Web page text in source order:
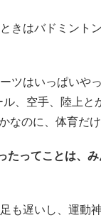
きはバドミント
ツはいっぱいや
、空手、陸上と
なのに、体育だ
たってことは、
も遅いし、運動